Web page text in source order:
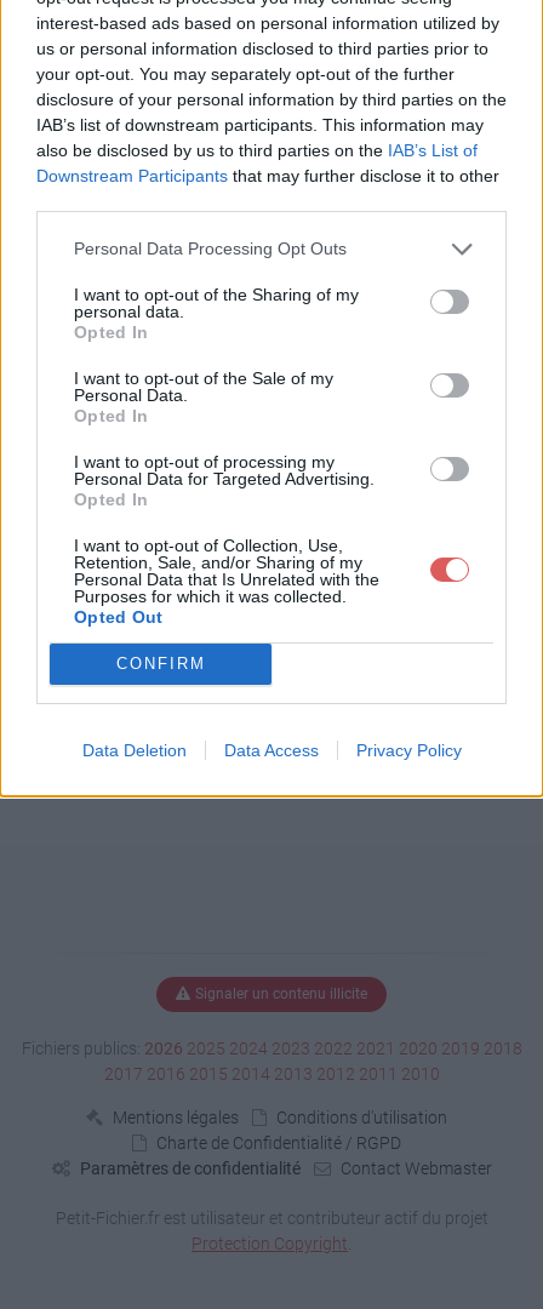
interest-based ads based on personal information utilized by
us or personal information disclosed to third parties prior to
your opt-out. You may separately opt-out of the further
disclosure of your personal information by third parties on the
IAB’s list of downstream participants. This information may
also be disclosed by us to third parties on the IAB’s List of
Downstream Participants that may further disclose it to other
Personal Data Processing Opt Outs
I want to opt-out of the Sharing of my
personal data.
Opted In
I want to opt-out of the Sale of my
Personal Data.
Opted In
I want to opt-out of processing my
Personal Data for Targeted Advertising.
Opted In
I want to opt-out of Collection, Use,
Retention, Sale, and/or Sharing of my
Personal Data that Is Unrelated with the
Purposes for which it was collected.
Opted Out
CONFIRM
Data Deletion Data Access Privacy Policy
Partager le fichier Brève
Spéciale - Dernier
Avertissement à +FRANCOIS.pdf
sur le Web et les réseaux
sociaux:
Télécharger le fichier Brève Spéc
RANCOIS.pdf
Télécharger Brève Spéciale - Dern
ier Avertissement à +FRANCOIS.p
df
Télécharger le fichier (165 Ko)
Signaler un contenu illicite
Fichiers publics: 2026 2025 2024 2023 2022 2021 2020 2019 2018
2017 2016 2015 2014 2013 2012 2011 2010
Mentions légales
Conditions d'utilisation
Charte de Confidentialité / RGPD
Paramètres de confidentialité
Contact Webmaster
Petit-Fichier.fr est utilisateur et contributeur actif du projet
Protection Copyright